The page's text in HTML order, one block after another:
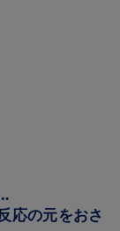
応の元をおさ